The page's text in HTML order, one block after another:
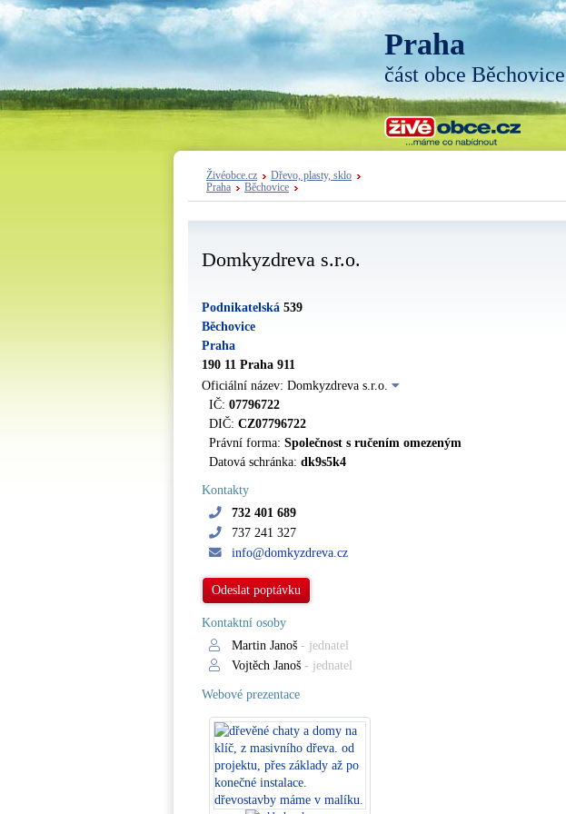
Praha
část obce Běchovice
Živéobce.cz
Dřevo, plasty, sklo
Praha
Běchovice
Domkyzdreva s.r.o.
Podnikatelská 539
Běchovice
Praha
190 11 Praha 911
Oficiální název: Domkyzdreva s.r.o.
IČ: 07796722
DIČ: CZ07796722
Právní forma: Společnost s ručením omezeným
Datová schránka: dk9s5k4
Kontakty
732 401 689
737 241 327
info@domkyzdreva.cz
Odeslat poptávku
Kontaktní osoby
Martin Janoš - jednatel
Vojtěch Janoš - jednatel
Webové prezentace